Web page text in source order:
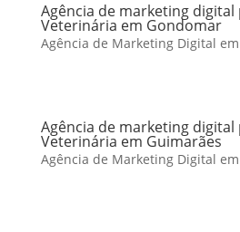
Agência de marketing digital
Veterinária em Gondomar
Agência de Marketing Digital
Agência de marketing digital
Veterinária em Guimarães
Agência de Marketing Digital